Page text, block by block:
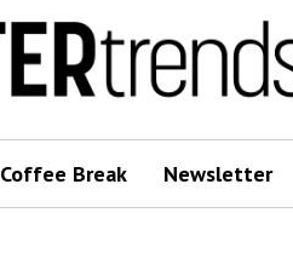
Coffee Break Newsletter